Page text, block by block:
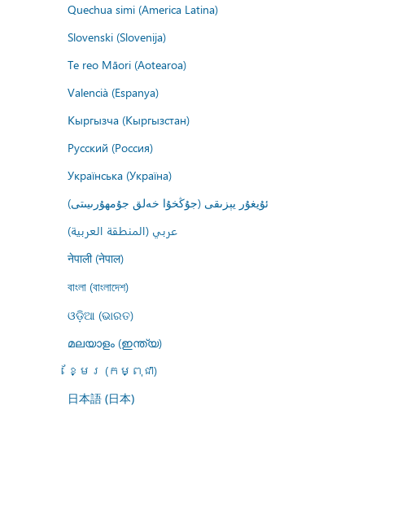
Quechua simi (America Latina)
Slovenski (Slovenija)
Te reo Māori (Aotearoa)
Valencià (Espanya)
Кыргызча (Кыргызстан)
Русский (Россия)
Українська (Україна)
ئۇيغۇر يېزىقى (جۇڭخۇا خەلق جۇمھۇرىيىتى)
عربي (المنطقة العربية)
नेपाली (नेपाल)
বাংলা (বাংলাদেশ)
ଓଡ଼ିଆ (ଭାରତ)
മലയാളം (ഇന്ത്യ)
ខ្មែរ (កម្ពុជា)
日本語 (日本)